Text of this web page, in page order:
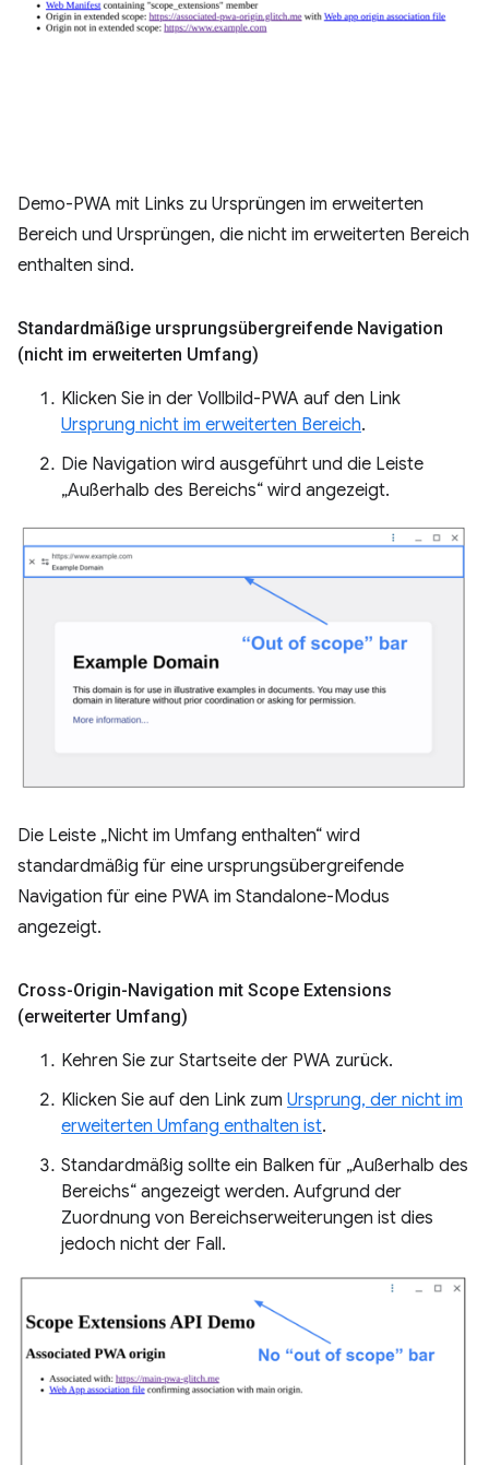
Demo-PWA mit Links zu Ursprüngen im erweiterten
Bereich und Ursprüngen, die nicht im erweiterten Bereich
enthalten sind.
Standardmäßige ursprungsübergreifende Navigation
(nicht im erweiterten Umfang)
Klicken Sie in der Vollbild-PWA auf den Link
Ursprung nicht im erweiterten Bereich.
Die Navigation wird ausgeführt und die Leiste
„Außerhalb des Bereichs“ wird angezeigt.
Die Leiste „Nicht im Umfang enthalten“ wird
standardmäßig für eine ursprungsübergreifende
Navigation für eine PWA im Standalone-Modus
angezeigt.
Cross-Origin-Navigation mit Scope Extensions
(erweiterter Umfang)
Kehren Sie zur Startseite der PWA zurück.
Klicken Sie auf den Link zum Ursprung, der nicht im
erweiterten Umfang enthalten ist.
Standardmäßig sollte ein Balken für „Außerhalb des
Bereichs“ angezeigt werden. Aufgrund der
Zuordnung von Bereichserweiterungen ist dies
jedoch nicht der Fall.